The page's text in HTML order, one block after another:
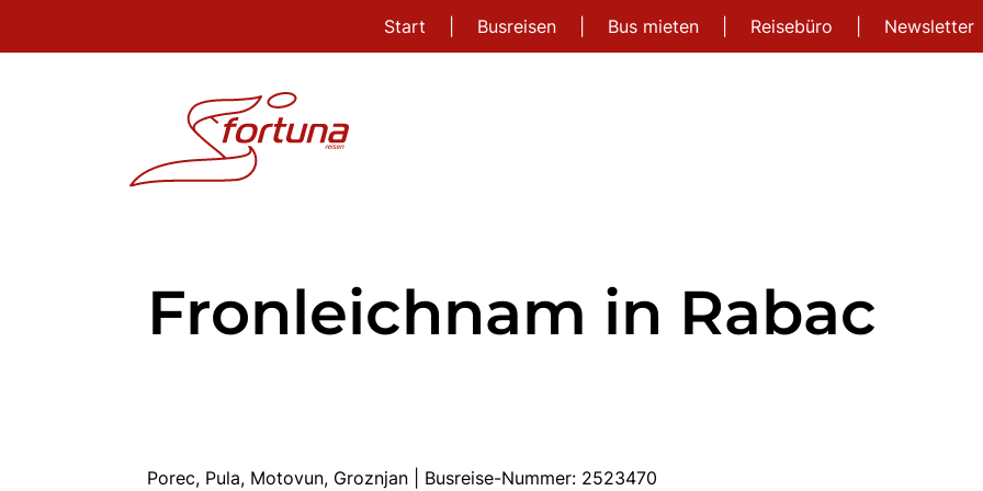
Start Busreisen Bus mieten Reisebüro Newsletter
Fronleichnam in Rabac
Porec, Pula, Motovun, Groznjan | Busreise-Nummer: 2523470